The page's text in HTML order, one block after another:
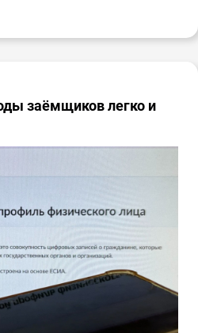
заёмщиков легко и